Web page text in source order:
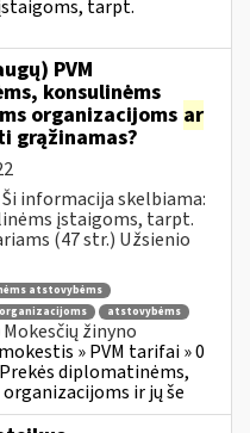
tarpt.
PVM
konsulinėms
organizacijoms ar
grąžinamas?
informacija skelbiama:
įstaigoms, tarpt.
(47 str.) Užsienio
atstovybėms
atstovybėms
Mokesčių žinyno
» PVM tarifai » 0
diplomatinėms,
ir jų še